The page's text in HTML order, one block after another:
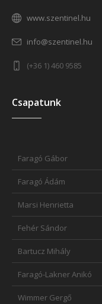
www.szentinel.hu
info@szentinel.hu
(+36 1) 460 9585
Csapatunk
Faragó Gábor
Faragó Ádám
Marsi Henrietta
Fehér Sándor
Bartucz Mihály
Faragó-Lakner Anikó
Wimmer Gergő